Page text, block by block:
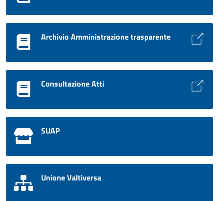
Archivio Amministrazione trasparente
Consultazione Atti
SUAP
Unione Valtiversa